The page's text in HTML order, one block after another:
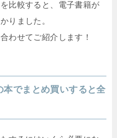
比較すると、電子書籍が
りました。
わせてご紹介します！
本でまとめ買いすると全